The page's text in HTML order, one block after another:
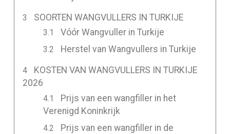
SOORTEN WANGVULLERS IN TURKIJE
Vóór Wangvuller in Turkije
Herstel van Wangvullers in Turkije
KOSTEN VAN WANGVULLERS IN TURKIJE
2026
Prijs van een wangfiller in het
Verenigd Koninkrijk
Prijs van een wangfiller in de